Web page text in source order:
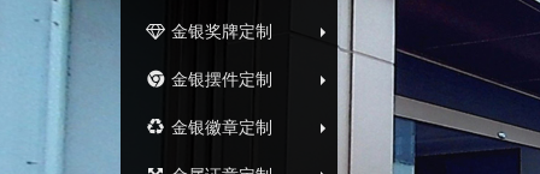
金银奖牌定制
金银摆件定制
金银徽章定制